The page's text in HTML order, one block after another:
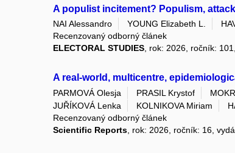
A populist incitement? Populism,
NAI Alessandro YOUNG Elizabeth L.
Recenzovaný odborný článek
ELECTORAL STUDIES, rok: 2026, ročník:
A real-world, multicentre,
PARMOVÁ Olesja PRASIL Krystof
JUŘÍKOVÁ Lenka
KOLNIKOVA Miriam
Recenzovaný odborný článek
Scientific Reports , rok: 2026, ročník: 16,